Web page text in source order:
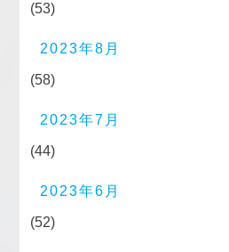
(53)
2023年8月
(58)
2023年7月
(44)
2023年6月
(52)